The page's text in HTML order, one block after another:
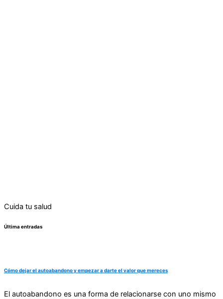
Cuida tu salud
Última entradas
Cómo dejar el autoabandono y empezar a darte el valor que mereces
El autoabandono es una forma de relacionarse con uno mismo